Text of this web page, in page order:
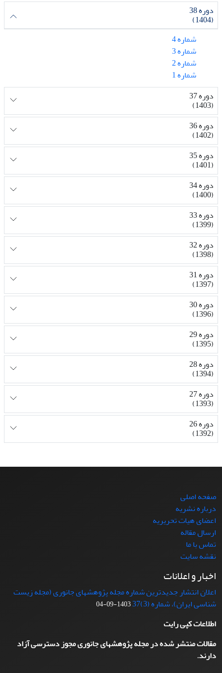
دوره 38
(1404)
شماره 4
شماره 3
شماره 2
شماره 1
دوره 37
(1403)
دوره 36
(1402)
دوره 35
(1401)
دوره 34
(1400)
دوره 33
(1399)
دوره 32
(1398)
دوره 31
(1397)
دوره 30
(1396)
دوره 29
(1395)
دوره 28
(1394)
دوره 27
(1393)
دوره 26
(1392)
صفحه اصلی
درباره نشریه
اعضای هیات تحریریه
ارسال مقاله
تماس با ما
نقشه سایت
اخبار و اعلانات
اعلان انتشار جدیدترین شماره مجله پژوهشهای جانوری (مجله زیست
شناسی ایران)، شماره (3)37
1403-09-04
اطلاعات کپی رایت
مقالات منتشر شده در مجله پژوهشهای جانوری مجوز دسترسی آزاد
دارند.